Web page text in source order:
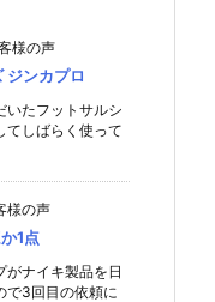
様の声
ジンカプロ
いたフットサルシ
てしばらく使って
様の声
1点
がナイキ製品を日
で3回目の依頼に